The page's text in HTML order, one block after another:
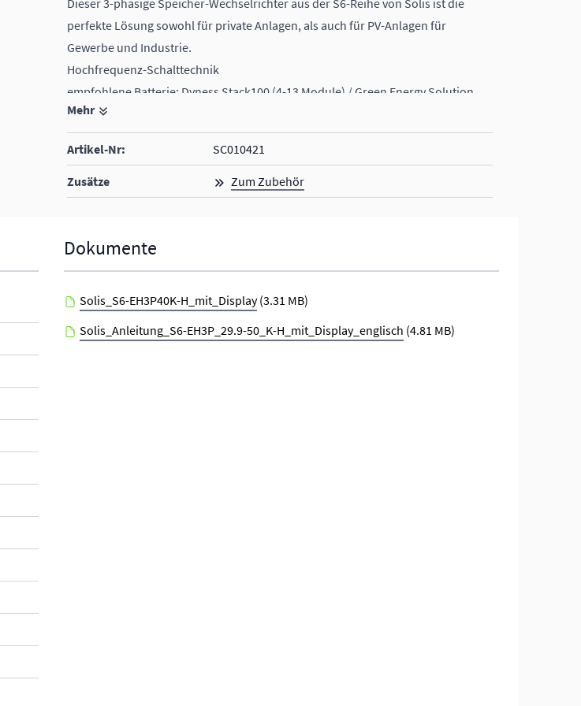
Dieser 3-phasige Speicher-Wechselrichter aus der S6-Reihe von Solis ist die
perfekte Lösung sowohl für private Anlagen, als auch für PV-Anlagen für
Gewerbe und Industrie.
Hochfrequenz-Schalttechnik
empfohlene Batterie: Dyness Stack100 (4-13 Module) / Green Energy Solution
GES-G(3-12)-pro
inkl. Zähler
der passende Data Logging Stick wird mitgeliefert
Mehr
Artikel-Nr: SC010421
Zusätze Zum Zubehör
Dokumente
Solis_S6-EH3P40K-H_mit_Display (3.31 MB)
Solis_Anleitung_S6-EH3P_29.9-50_K-H_mit_Display_englisch (4.81 MB)